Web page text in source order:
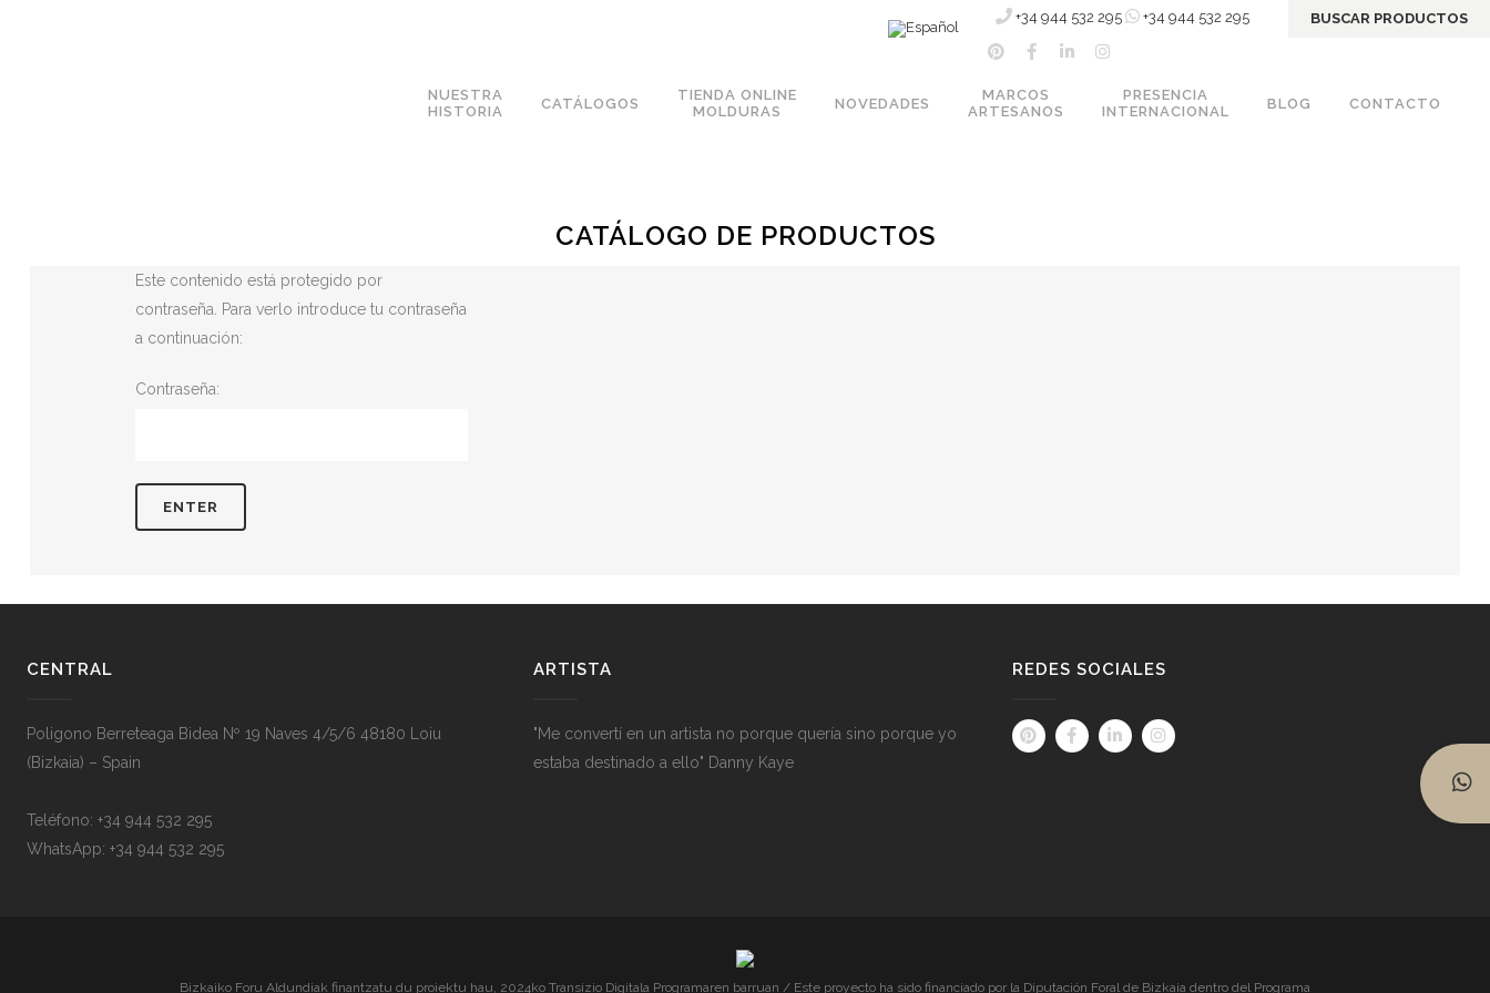
+34 944 532 295 +34 944 532 295 BUSCAR PRODUCTOS
NUESTRA
HISTORIA
CATÁLOGOS
TIENDA ONLINE
MOLDURAS
NOVEDADES
MARCOS
ARTESANOS
PRESENCIA
INTERNACIONAL
BLOG CONTACTO
CATÁLOGO DE PRODUCTOS
Este contenido está protegido por
contraseña. Para verlo introduce tu contraseña
a continuación:
Contraseña:
CENTRAL
Poligono Berreteaga Bidea Nº 19 Naves 4/5/6 48180 Loiu
(Bizkaia) – Spain
Teléfono: +34 944 532 295
WhatsApp: +34 944 532 295
ARTISTA
"Me convertí en un artista no porque quería sino porque yo
estaba destinado a ello" Danny Kaye
REDES SOCIALES
Bizkaiko Foru Aldundiak finantzatu du proiektu hau, 2024ko Transizio Digitala Programaren barruan / Este proyecto ha sido financiado por la Diputación Foral de Bizkaia dentro del Programa